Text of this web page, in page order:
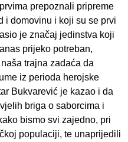
prepoznali pripreme
i domovinu i koji su se prvi
je značaj jedinstva koji
prijeko potreban,
trajna zadaća da
iz perioda herojske
Bukvarević je kazao i da
briga o saborcima i
bismo svi zajedno, pri
populaciji, te unaprijedili